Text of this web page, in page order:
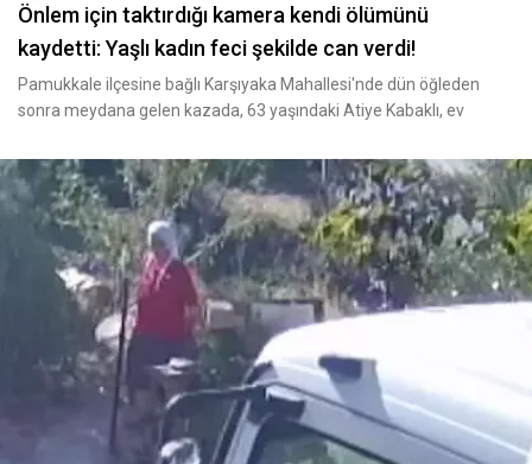
Önlem için taktırdığı kamera kendi ölümünü
kaydetti: Yaşlı kadın feci şekilde can verdi!
Pamukkale ilçesine bağlı Karşıyaka Mahallesi'nde dün öğleden
sonra meydana gelen kazada, 63 yaşındaki Atiye Kabaklı, ev